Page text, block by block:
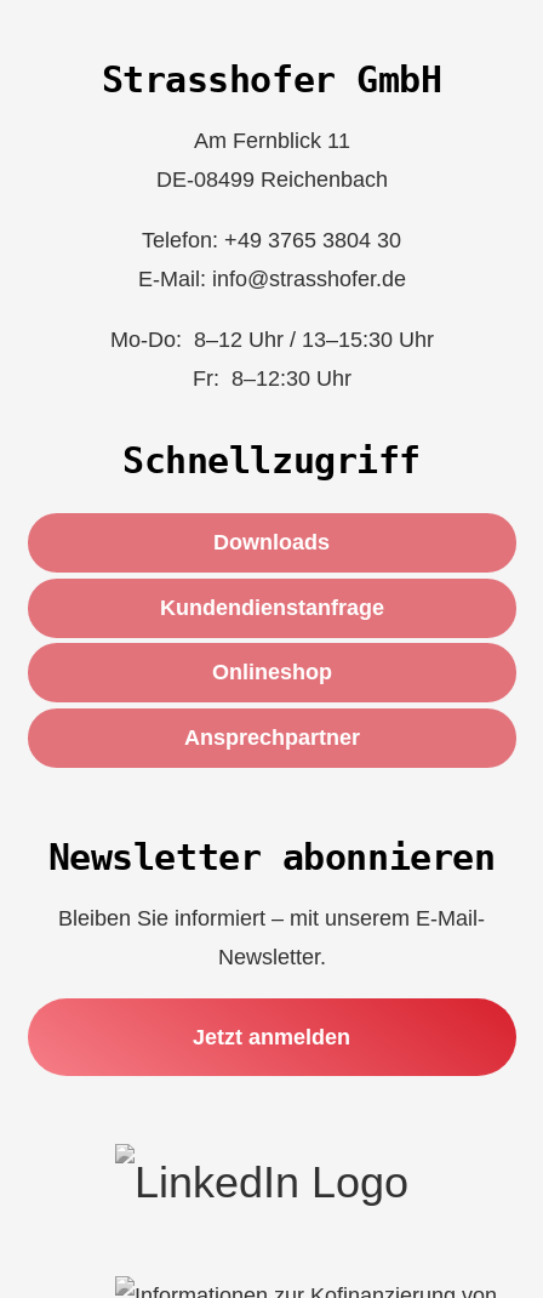
Strasshofer GmbH
Am Fernblick 11
DE-08499 Reichenbach
Telefon: +49 3765 3804 30
E-Mail: info@strasshofer.de
Mo-Do: 8–12 Uhr / 13–15:30 Uhr
Fr: 8–12:30 Uhr
Schnellzugriff
Downloads
Kundendienstanfrage
Onlineshop
Ansprechpartner
Newsletter abonnieren
Bleiben Sie informiert – mit unserem E-Mail-
Newsletter.
Jetzt anmelden